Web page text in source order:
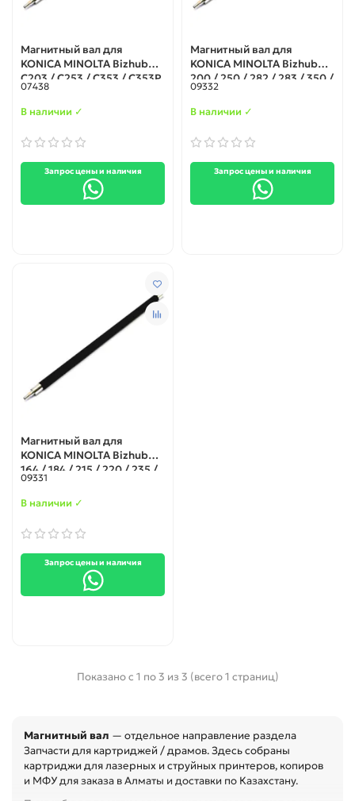
Магнитный вал для
KONICA MINOLTA Bizhub
C203 / C253 / C353 / C353P
07438
В наличии ✓
Запрос цены и наличия
Магнитный вал для
KONICA MINOLTA Bizhub
200 / 250 / 282 / 283 / 350 /
2510 / 3510
09332
В наличии ✓
Запрос цены и наличия
Магнитный вал для
KONICA MINOLTA Bizhub
164 / 184 / 215 / 220 / 235 /
7718 / 7719
09331
В наличии ✓
Запрос цены и наличия
Показано с 1 по 3 из 3 (всего 1 страниц)
Магнитный вал — отдельное направление раздела
Запчасти для картриджей / драмов. Здесь собраны
картриджи для лазерных и струйных принтеров, копиров
и МФУ для заказа в Алматы и доставки по Казахстану.